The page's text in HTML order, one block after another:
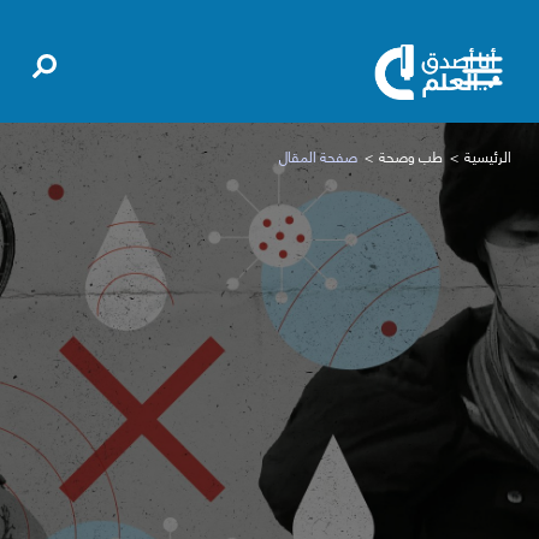
الرئيسية طب وصحة صفحة المقال